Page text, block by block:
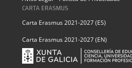
CARTA ERASMUS
Carta Erasmus 2021-2027 (ES)
Carta Erasmus 2021-2027 (EN)